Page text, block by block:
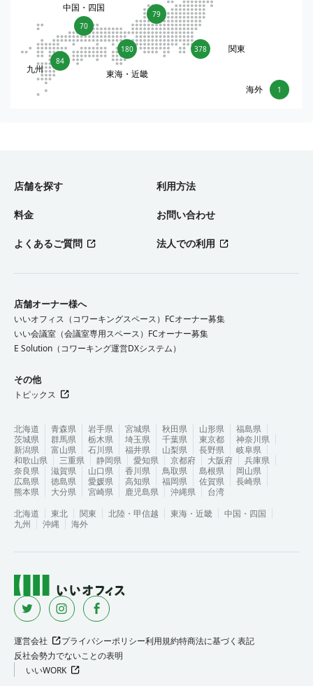
378 関東
79
180
東海・近畿
70
中国・四国
84
九州
1
海外
店舗を探す 利用方法
料金 お問い合わせ
よくあるご質問 法人での利用
店舗オーナー様へ
いいオフィス（コワーキングスペース）FCオーナー募集
いい会議室（会議室専用スペース）FCオーナー募集
E Solution（コワーキング運営DXシステム）
その他
トピックス
北海道 青森県 岩手県 宮城県 秋田県 山形県
福島県
茨城県
群馬県 栃木県 埼玉県 千葉県 東京都
神奈川県
新潟県
富山県 石川県 福井県 山梨県 長野県
岐阜県
和歌山県
三重県 静岡県 愛知県 京都府 大阪府
兵庫県
奈良県
滋賀県 山口県 香川県 鳥取県 島根県
岡山県
広島県
徳島県 愛媛県 高知県 福岡県 佐賀県
長崎県
熊本県
大分県 宮崎県 鹿児島県 沖縄県
台湾
北海道
東北 関東 北陸・甲信越 東海・近畿
中国・四国
九州
沖縄 海外
運営会社 プライバシーポリシー利用規約特商法に基づく表記
反社会勢力でないことの表明
いいWORK